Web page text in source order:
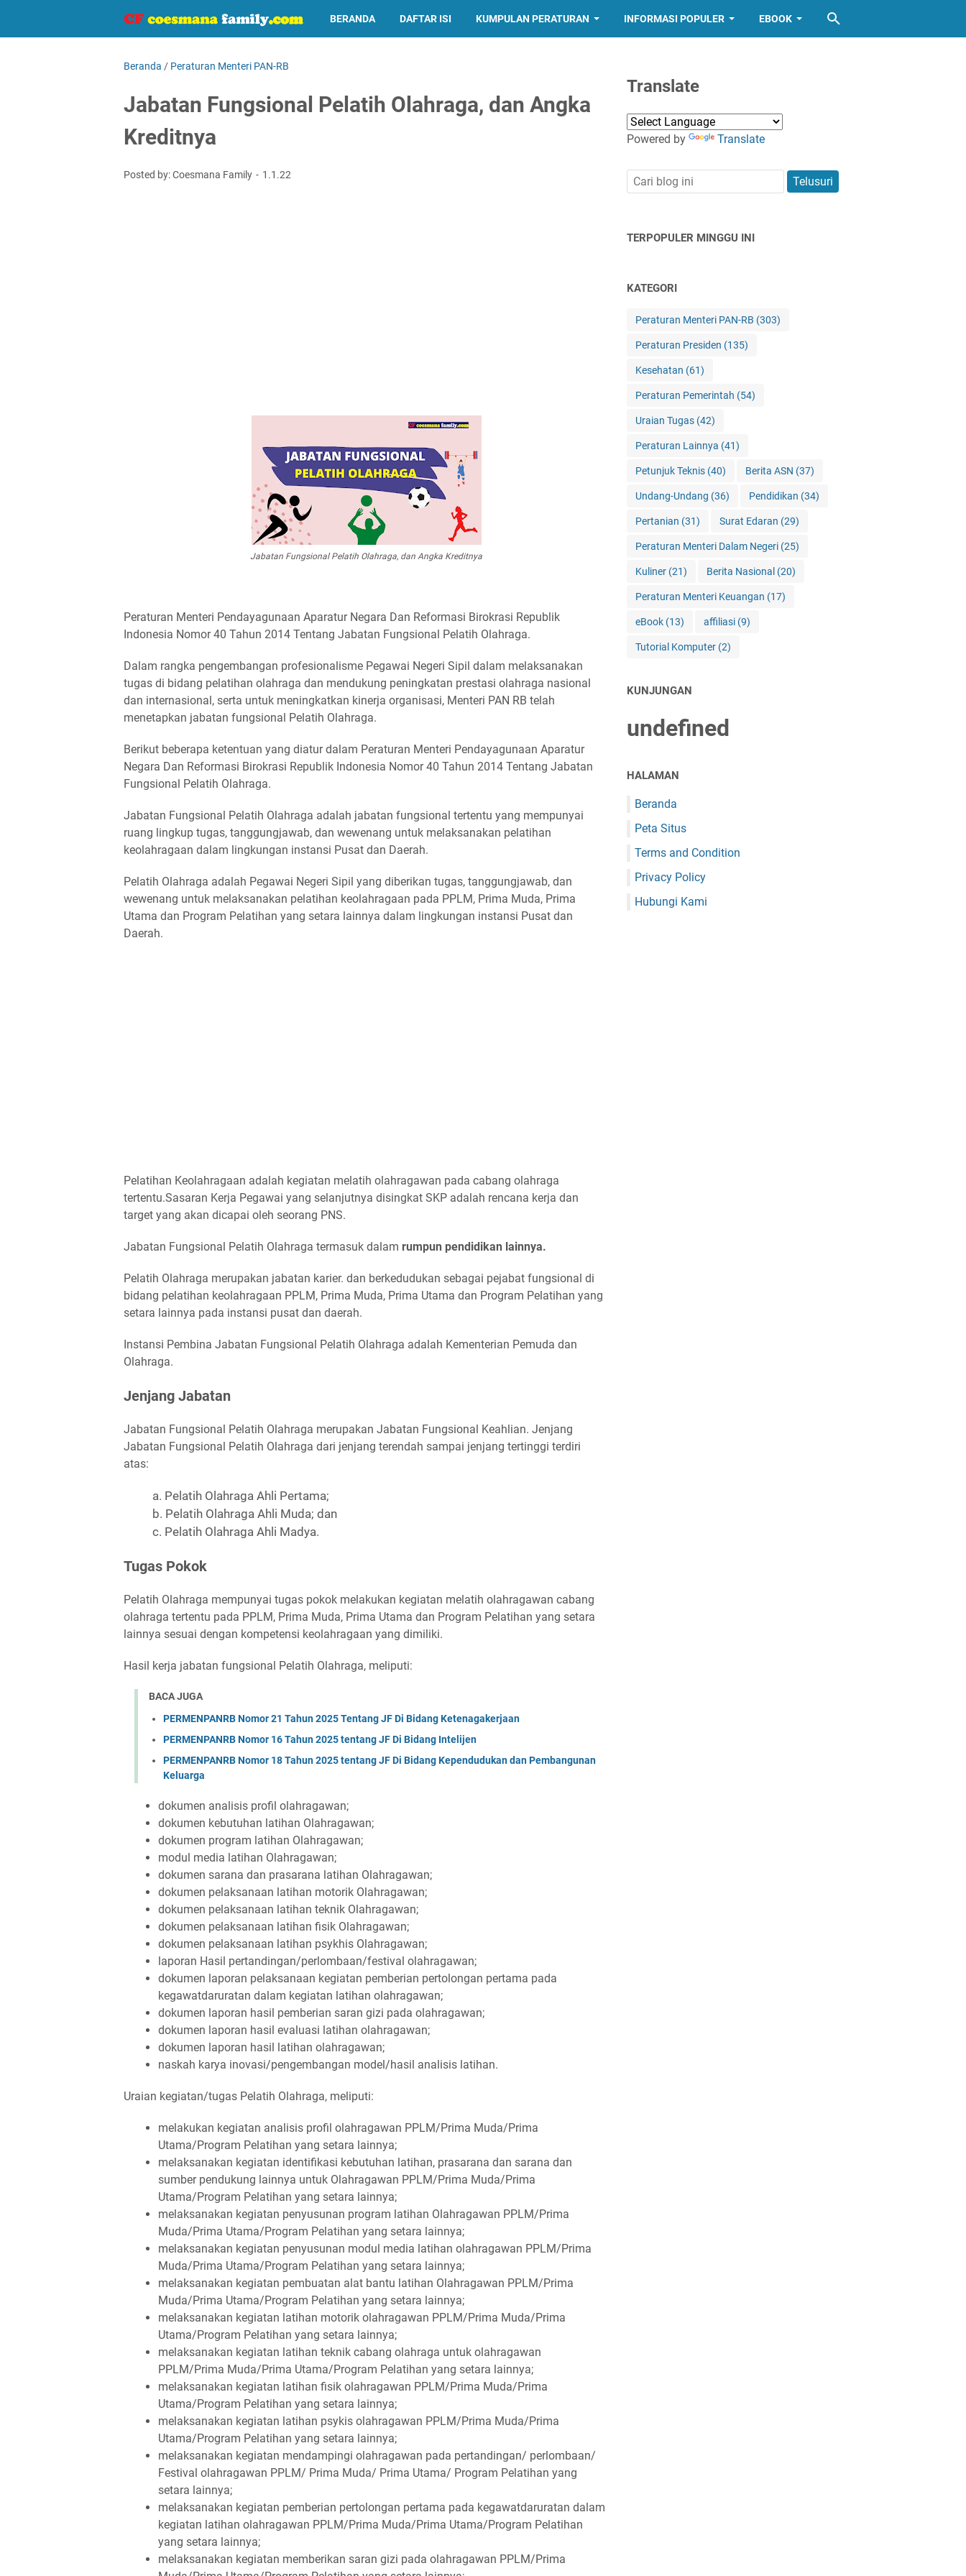
BERANDA DAFTAR ISI KUMPULAN PERATURAN INFORMASI POPULER EBOOK
Beranda / Peraturan Menteri PAN-RB
Jabatan Fungsional Pelatih Olahraga, dan Angka
Kreditnya
Posted by: Coesmana Family 1.1.22
Jabatan Fungsional Pelatih Olahraga, dan Angka Kreditnya
Peraturan Menteri Pendayagunaan Aparatur Negara Dan Reformasi Birokrasi Republik
Indonesia Nomor 40 Tahun 2014 Tentang Jabatan Fungsional Pelatih Olahraga.
Dalam rangka pengembangan profesionalisme Pegawai Negeri Sipil dalam melaksanakan
tugas di bidang pelatihan olahraga dan mendukung peningkatan prestasi olahraga nasional
dan internasional, serta untuk meningkatkan kinerja organisasi, Menteri PAN RB telah
menetapkan jabatan fungsional Pelatih Olahraga.
Berikut beberapa ketentuan yang diatur dalam Peraturan Menteri Pendayagunaan Aparatur
Negara Dan Reformasi Birokrasi Republik Indonesia Nomor 40 Tahun 2014 Tentang Jabatan
Fungsional Pelatih Olahraga.
Jabatan Fungsional Pelatih Olahraga adalah jabatan fungsional tertentu yang mempunyai
ruang lingkup tugas, tanggungjawab, dan wewenang untuk melaksanakan pelatihan
keolahragaan dalam lingkungan instansi Pusat dan Daerah.
Pelatih Olahraga adalah Pegawai Negeri Sipil yang diberikan tugas, tanggungjawab, dan
wewenang untuk melaksanakan pelatihan keolahragaan pada PPLM, Prima Muda, Prima
Utama dan Program Pelatihan yang setara lainnya dalam lingkungan instansi Pusat dan
Daerah.
Pelatihan Keolahragaan adalah kegiatan melatih olahragawan pada cabang olahraga
tertentu.Sasaran Kerja Pegawai yang selanjutnya disingkat SKP adalah rencana kerja dan
target yang akan dicapai oleh seorang PNS.
Jabatan Fungsional Pelatih Olahraga termasuk dalam rumpun pendidikan lainnya.
Pelatih Olahraga merupakan jabatan karier. dan berkedudukan sebagai pejabat fungsional di
bidang pelatihan keolahragaan PPLM, Prima Muda, Prima Utama dan Program Pelatihan yang
setara lainnya pada instansi pusat dan daerah.
Instansi Pembina Jabatan Fungsional Pelatih Olahraga adalah Kementerian Pemuda dan
Olahraga.
Jenjang Jabatan
Jabatan Fungsional Pelatih Olahraga merupakan Jabatan Fungsional Keahlian. Jenjang
Jabatan Fungsional Pelatih Olahraga dari jenjang terendah sampai jenjang tertinggi terdiri
atas:
a. Pelatih Olahraga Ahli Pertama;
b. Pelatih Olahraga Ahli Muda; dan
c. Pelatih Olahraga Ahli Madya.
Tugas Pokok
Pelatih Olahraga mempunyai tugas pokok melakukan kegiatan melatih olahragawan cabang
olahraga tertentu pada PPLM, Prima Muda, Prima Utama dan Program Pelatihan yang setara
lainnya sesuai dengan kompetensi keolahragaan yang dimiliki.
Hasil kerja jabatan fungsional Pelatih Olahraga, meliputi:
BACA JUGA
PERMENPANRB Nomor 21 Tahun 2025 Tentang JF Di Bidang Ketenagakerjaan
PERMENPANRB Nomor 16 Tahun 2025 tentang JF Di Bidang Intelijen
PERMENPANRB Nomor 18 Tahun 2025 tentang JF Di Bidang Kependudukan dan Pembangunan
Keluarga
dokumen analisis profil olahragawan;
dokumen kebutuhan latihan Olahragawan;
dokumen program latihan Olahragawan;
modul media latihan Olahragawan;
dokumen sarana dan prasarana latihan Olahragawan;
dokumen pelaksanaan latihan motorik Olahragawan;
dokumen pelaksanaan latihan teknik Olahragawan;
dokumen pelaksanaan latihan fisik Olahragawan;
dokumen pelaksanaan latihan psykhis Olahragawan;
laporan Hasil pertandingan/perlombaan/festival olahragawan;
dokumen laporan pelaksanaan kegiatan pemberian pertolongan pertama pada
kegawatdaruratan dalam kegiatan latihan olahragawan;
dokumen laporan hasil pemberian saran gizi pada olahragawan;
dokumen laporan hasil evaluasi latihan olahragawan;
dokumen laporan hasil latihan olahragawan;
naskah karya inovasi/pengembangan model/hasil analisis latihan.
Uraian kegiatan/tugas Pelatih Olahraga, meliputi:
melakukan kegiatan analisis profil olahragawan PPLM/Prima Muda/Prima
Utama/Program Pelatihan yang setara lainnya;
melaksanakan kegiatan identifikasi kebutuhan latihan, prasarana dan sarana dan
sumber pendukung lainnya untuk Olahragawan PPLM/Prima Muda/Prima
Utama/Program Pelatihan yang setara lainnya;
melaksanakan kegiatan penyusunan program latihan Olahragawan PPLM/Prima
Muda/Prima Utama/Program Pelatihan yang setara lainnya;
melaksanakan kegiatan penyusunan modul media latihan olahragawan PPLM/Prima
Muda/Prima Utama/Program Pelatihan yang setara lainnya;
melaksanakan kegiatan pembuatan alat bantu latihan Olahragawan PPLM/Prima
Muda/Prima Utama/Program Pelatihan yang setara lainnya;
melaksanakan kegiatan latihan motorik olahragawan PPLM/Prima Muda/Prima
Utama/Program Pelatihan yang setara lainnya;
melaksanakan kegiatan latihan teknik cabang olahraga untuk olahragawan
PPLM/Prima Muda/Prima Utama/Program Pelatihan yang setara lainnya;
melaksanakan kegiatan latihan fisik olahragawan PPLM/Prima Muda/Prima
Utama/Program Pelatihan yang setara lainnya;
melaksanakan kegiatan latihan psykis olahragawan PPLM/Prima Muda/Prima
Utama/Program Pelatihan yang setara lainnya;
melaksanakan kegiatan mendampingi olahragawan pada pertandingan/ perlombaan/
Festival olahragawan PPLM/ Prima Muda/ Prima Utama/ Program Pelatihan yang
setara lainnya;
melaksanakan kegiatan pemberian pertolongan pertama pada kegawatdaruratan dalam
kegiatan latihan olahragawan PPLM/Prima Muda/Prima Utama/Program Pelatihan
yang setara lainnya;
melaksanakan kegiatan memberikan saran gizi pada olahragawan PPLM/Prima
Translate
Powered by Translate
TERPOPULER MINGGU INI
KATEGORI
Peraturan Menteri PAN-RB (303)
Peraturan Presiden (135)
Kesehatan (61)
Peraturan Pemerintah (54)
Uraian Tugas (42)
Peraturan Lainnya (41)
Petunjuk Teknis (40) Berita ASN (37)
Undang-Undang (36) Pendidikan (34)
Pertanian (31) Surat Edaran (29)
Peraturan Menteri Dalam Negeri (25)
Kuliner (21) Berita Nasional (20)
Peraturan Menteri Keuangan (17)
eBook (13) affiliasi (9)
Tutorial Komputer (2)
KUNJUNGAN
undefned
HALAMAN
Beranda
Peta Situs
Terms and Condition
Privacy Policy
Hubungi Kami